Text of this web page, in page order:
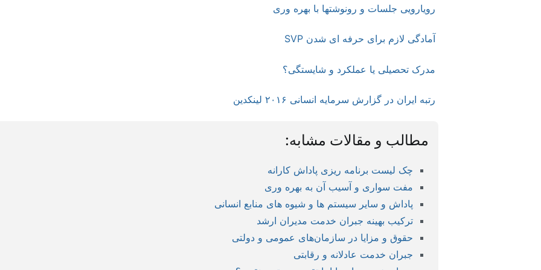
رویارویی جلسات و رونوشتها با بهره وری
آمادگی لازم برای حرفه ای شدن SVP
مدرک تحصیلی یا عملکرد و شایستگی؟
رتبه ایران در گزارش سرمایه انسانی ۲۰۱۶ لینکدین
مطالب و مقالات مشابه:
چک لیست برنامه ریزی پاداش کارانه
مفت سواری و آسیب آن به بهره وری
پاداش و سایر سیستم ها و شیوه های منابع انسانی
ترکیب بهینه جبران خدمت مدیران ارشد
حقوق و مزایا در سازمان‌های عمومی و دولتی
جبران خدمت عادلانه و رقابتی